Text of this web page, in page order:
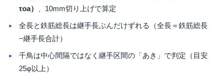
τoa）
、10mm切り上げで算定
全長と鉄筋総長は継手長ぶんだけずれる（全長＝鉄筋総長
−継手長合計）
千鳥は中心間隔ではなく継手区間の「あき」で判定（目安
25φ以上）